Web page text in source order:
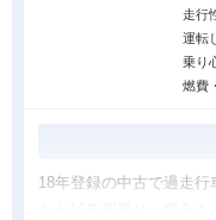
走行
運転
乗り
燃費
18年登録の中古で過走